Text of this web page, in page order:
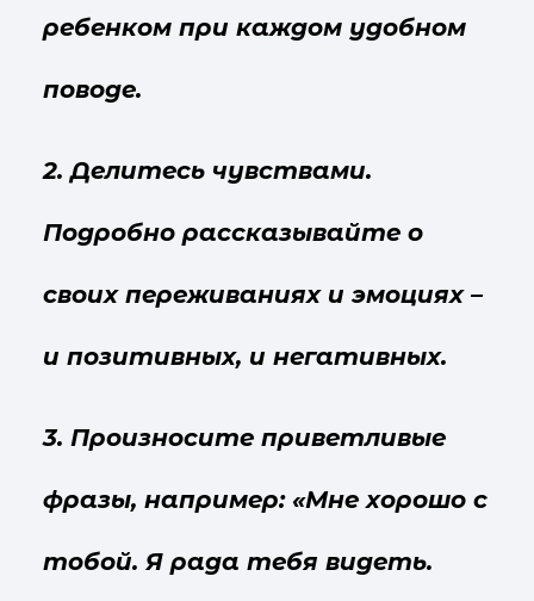
ребенком при каждом удобном
поводе.
2. Делитесь чувствами.
Подробно рассказывайте о
своих переживаниях и эмоциях –
и позитивных, и негативных.
3. Произносите приветливые
фразы, например: «Мне хорошо с
тобой. Я рада тебя видеть.